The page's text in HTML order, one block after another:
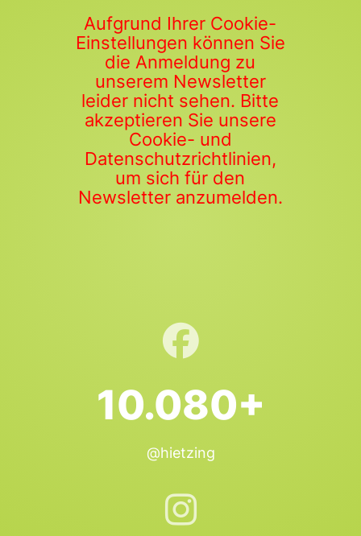
Aufgrund Ihrer Cookie-
Einstellungen können Sie
die Anmeldung zu
unserem Newsletter
leider nicht sehen. Bitte
akzeptieren Sie unsere
Cookie- und
Datenschutzrichtlinien,
um sich für den
Newsletter anzumelden.
10.080+
@hietzing